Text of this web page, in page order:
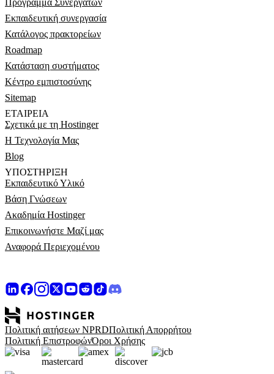
Πρόγραμμα Συνεργατών
Εκπαιδευτική συνεργασία
Κατάλογος πρακτορείων
Roadmap
Κατάσταση συστήματος
Κέντρο εμπιστοσύνης
Sitemap
ΕΤΑΙΡΕΊΑ
Σχετικά με τη Hostinger
Η Τεχνολογία Μας
Blog
ΥΠΟΣΤΉΡΙΞΗ
Εκπαιδευτικό Υλικό
Βάση Γνώσεων
Ακαδημία Hostinger
Επικοινωνήστε Μαζί μας
Αναφορά Περιεχομένου
Πολιτική αιτήσεων NPRDΠολιτική Απορρήτου
Πολιτική ΕπιστροφώνΌροι Χρήσης